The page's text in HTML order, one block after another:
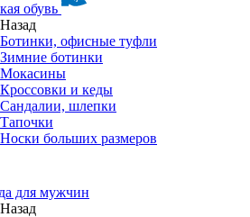
обувь
Назад
Ботинки, офисные туфли
Зимние ботинки
Мокасины
Кроссовки и кеды
Сандалии, шлепки
Тапочки
Носки больших размеров
для мужчин
Назад